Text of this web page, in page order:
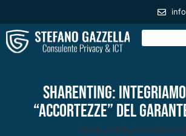
Sharenting:
“accortezze” del